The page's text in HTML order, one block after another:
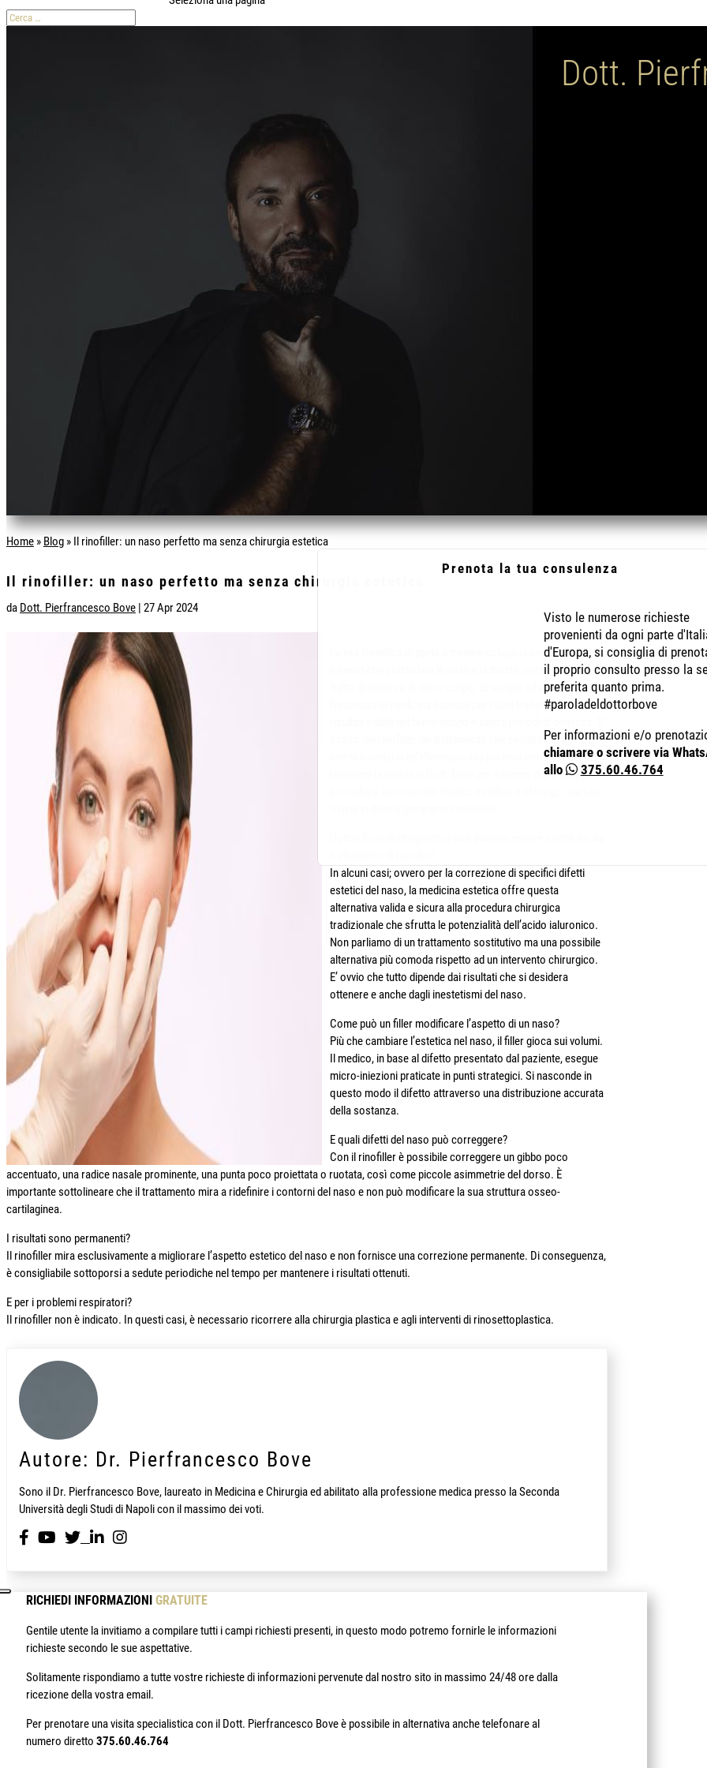
Dott.
Home » Blog » Il rinofiller: un naso perfetto ma senza chirurgia estetica
Il rinofiller: un naso perfetto ma senza chirurgia estetica
da Dott. Pierfrancesco Bove | 27 Apr 2024
La vita frenetica ci porta a trovare soluzioni sempre più fast
e smart che soddisfino le nostre richieste: anche quando si
tratta di bellezza di viso e corpo. Si sceglie infatti con
frequenza la medicina estetica per i suoi trattamenti dai
il caso del rinofiller, un trattamento che sempre più spesso
sembra rivelarsi un’alternativa alla più nota rinoplastica. Ma
lasciamo la parola al Dott. Bove per saperne di più su questa
In alcuni casi; ovvero per la correzione di specifici difetti
estetici del naso, la medicina estetica offre questa
alternativa valida e sicura alla procedura chirurgica
tradizionale che sfrutta le potenzialità dell’acido ialuronico.
Non parliamo di un trattamento sostitutivo ma una possibile
alternativa più comoda rispetto ad un intervento chirurgico.
E’ ovvio che tutto dipende dai risultati che si desidera
ottenere e anche dagli inestetismi del naso.
Come può un filler modificare l’aspetto di un naso?
Più che cambiare l’estetica nel naso, il filler gioca sui volumi.
Il medico, in base al difetto presentato dal paziente, esegue
micro-iniezioni praticate in punti strategici. Si nasconde in
questo modo il difetto attraverso una distribuzione accurata
della sostanza.
E quali difetti del naso può correggere?
Con il rinofiller è possibile correggere un gibbo poco
accentuato, una radice nasale prominente, una punta poco proiettata o ruotata, così come piccole asimmetrie del dorso. È
importante sottolineare che il trattamento mira a ridefinire i contorni del naso e non può modificare la sua struttura osseo-
cartilaginea.
I risultati sono permanenti?
Il rinofiller mira esclusivamente a migliorare l’aspetto estetico del naso e non fornisce una correzione permanente. Di conseguenza,
è consigliabile sottoporsi a sedute periodiche nel tempo per mantenere i risultati ottenuti.
E per i problemi respiratori?
Il rinofiller non è indicato. In questi casi, è necessario ricorrere alla chirurgia plastica e agli interventi di rinosettoplastica.
Autore: Dr. Pierfrancesco Bove
Sono il Dr. Pierfrancesco Bove, laureato in Medicina e Chirurgia ed abilitato alla professione medica presso la Seconda
Università degli Studi di Napoli con il massimo dei voti.
RICHIEDI INFORMAZIONI GRATUITE
Gentile utente la invitiamo a compilare tutti i campi richiesti presenti, in questo modo potremo fornirle le informazioni
richieste secondo le sue aspettative.
Solitamente rispondiamo a tutte vostre richieste di informazioni pervenute dal nostro sito in massimo 24/48 ore dalla
ricezione della vostra email.
Per prenotare una visita specialistica con il Dott. Pierfrancesco Bove è possibile in alternativa anche telefonare al
numero diretto 375.60.46.764
Prenota la tua consulenza
Visto le numerose richieste
provenienti da ogni parte
d'Europa, si consiglia di
il proprio consulto presso la
preferita quanto prima.
#paroladeldottorbove
Per informazioni e/o
chiamare o scrivere via
allo
375.60.46.764